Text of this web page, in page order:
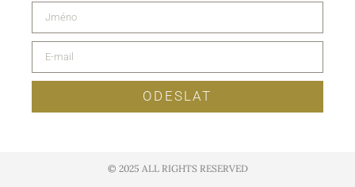
ODESLAT
© 2025 ALL RIGHTS RESERVED​